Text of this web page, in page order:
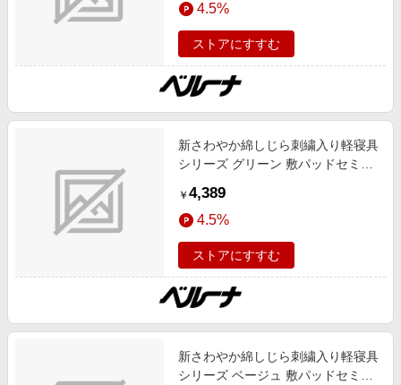
4.5%
ストアにすすむ
新さわやか綿しじら刺繍入り軽寝具
シリーズ グリーン 敷パッドセミダ
￥ 4,389
4.5%
ストアにすすむ
新さわやか綿しじら刺繍入り軽寝具
シリーズ ベージュ 敷パッドセミダ